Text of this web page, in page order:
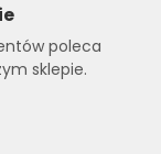
poleca
sklepie.